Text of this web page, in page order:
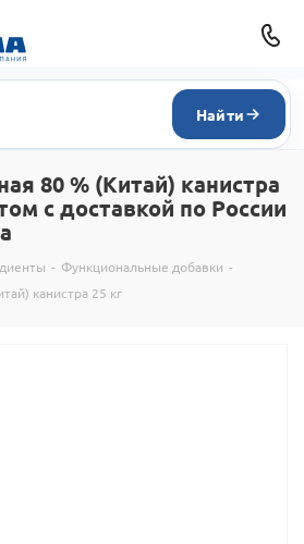
Найти
80 % (Китай) канистра
с доставкой по России
- Функциональные добавки -
канистра 25 кг